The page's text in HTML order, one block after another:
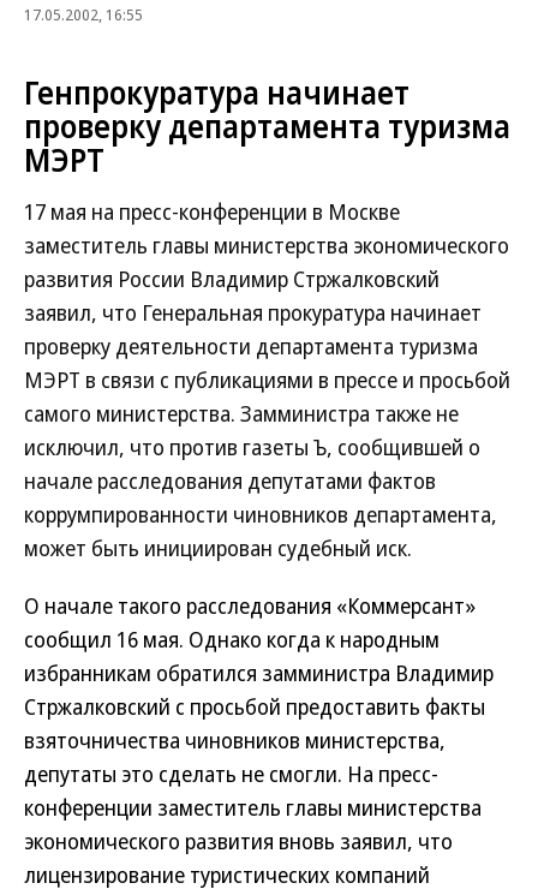
17.05.2002, 16:55
Генпрокуратура начинает
проверку департамента туризма
МЭРТ
17 мая на пресс-конференции в Москве
заместитель главы министерства экономического
развития России Владимир Стржалковский
заявил, что Генеральная прокуратура начинает
проверку деятельности департамента туризма
МЭРТ в связи с публикациями в прессе и просьбой
самого министерства. Замминистра также не
исключил, что против газеты Ъ, сообщившей о
начале расследования депутатами фактов
коррумпированности чиновников департамента,
может быть инициирован судебный иск.
О начале такого расследования «Коммерсант»
сообщил 16 мая. Однако когда к народным
избранникам обратился замминистра Владимир
Стржалковский с просьбой предоставить факты
взяточничества чиновников министерства,
депутаты это сделать не смогли. На пресс-
конференции заместитель главы министерства
экономического развития вновь заявил, что
лицензирование туристических компаний